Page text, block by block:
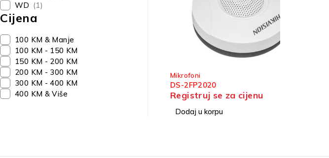
WD (1)
Cijena
100 KM & Manje
100 KM - 150 KM
150 KM - 200 KM
200 KM - 300 KM
300 KM - 400 KM
400 KM & Više
Mikrofoni
DS-2FP2020
Registruj se za cijenu
Dodaj u korpu